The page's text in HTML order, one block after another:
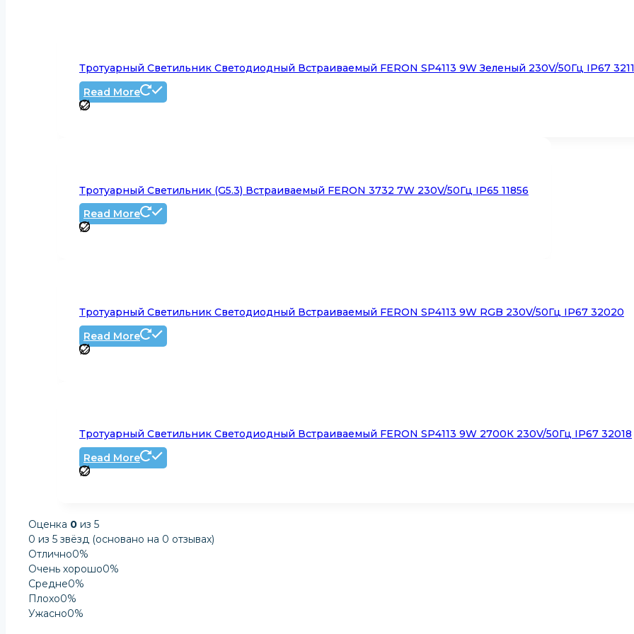
Тротуарный Светильник Светодиодный Встраиваемый FERON SP4113 9W Зеленый 230V/50Гц IP67
Read More
Тротуарный Светильник (G5.3) Встраиваемый FERON 3732 7W 230V/50Гц IP65 11856
Read More
Тротуарный Светильник Светодиодный Встраиваемый FERON SP4113 9W RGB 230V/50Гц IP67 32020
Read More
Тротуарный Светильник Светодиодный Встраиваемый FERON SP4113 9W 2700К 230V/50Гц IP67 32018
Read More
Оценка 0 из 5
0 из 5 звёзд (основано на 0 отзывах)
Отлично0%
Очень хорошо0%
Средне0%
Плохо0%
Ужасно0%